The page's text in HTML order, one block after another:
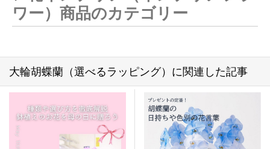
ワー）商品のカテゴリー
大輪胡蝶蘭（選べるラッピング）に関連した記事